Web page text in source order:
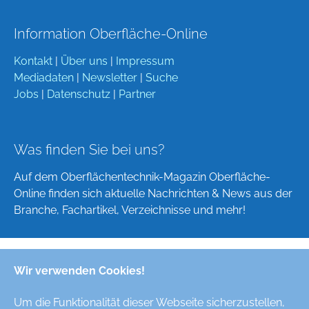
Wir verwenden Cookies!
Um die Funktionalität dieser Webseite sicherzustellen,
Information Oberfläche-Online
Kontakt | Über uns | Impressum
Mediadaten | Newsletter | Suche
Jobs | Datenschutz | Partner
Was finden Sie bei uns?
Auf dem Oberflächentechnik-Magazin Oberfläche-
Online finden sich aktuelle Nachrichten & News aus der
Branche, Fachartikel, Verzeichnisse und mehr!
Deutsch